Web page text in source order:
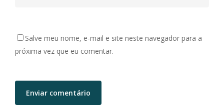
Salve meu nome, e-mail e site neste navegador para a
próxima vez que eu comentar.